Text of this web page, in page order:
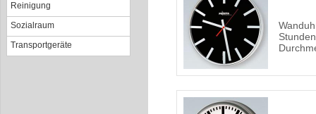
Reinigung
Sozialraum
Transportgeräte